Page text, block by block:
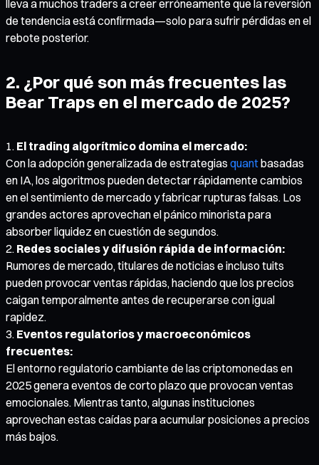
lleva a muchos traders a creer erróneamente que la reversión
de tendencia está confirmada—solo para sufrir pérdidas en el
rebote posterior.
2. ¿Por qué son más frecuentes las
Bear Traps en el mercado de 2025?
El trading algorítmico domina el mercado:
Con la adopción generalizada de estrategias quantbasadas
en IA, los algoritmos pueden detectar rápidamente cambios
en el sentimiento de mercado y fabricar rupturas falsas. Los
grandes actores aprovechan el pánico minorista para
absorber liquidez en cuestión de segundos.
Redes sociales y difusión rápida de información:
Rumores de mercado, titulares de noticias e incluso tuits
pueden provocar ventas rápidas, haciendo que los precios
caigan temporalmente antes de recuperarse con igual
rapidez.
Eventos regulatorios y macroeconómicos
frecuentes:
El entorno regulatorio cambiante de las criptomonedas en
2025 genera eventos de corto plazo que provocan ventas
emocionales. Mientras tanto, algunas instituciones
aprovechan estas caídas para acumular posiciones a precios
más bajos.